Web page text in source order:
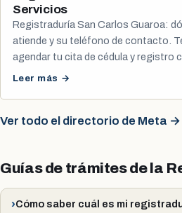
Servicios
Registraduría San Carlos Guaroa:
atiende y su teléfono de contacto.
agendar tu cita de cédula y registro
Leer más →
Ver todo el directorio de Meta →
Guías de trámites de la
Cómo saber cuál es mi